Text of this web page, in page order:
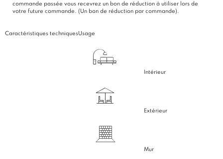
commande passée vous recevrez un bon de réduction à utiliser lors de
votre future commande. (Un bon de réduction par commande).
Caractéristiques techniquesUsage
Intérieur
Extérieur
Mur